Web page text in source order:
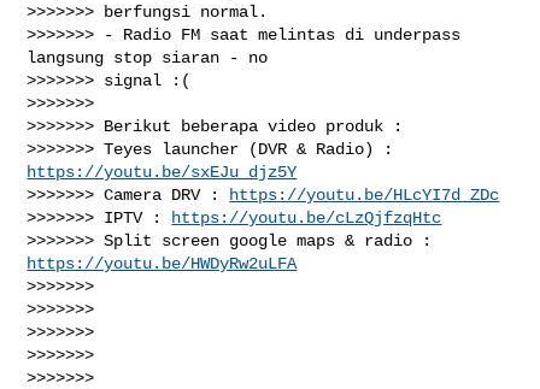
>>>>>>> berfungsi normal.
>>>>>>> - Radio FM saat melintas di underpass
langsung stop siaran - no
>>>>>>> signal :(
>>>>>>>
>>>>>>> Berikut beberapa video produk :
https://youtu.be/sxEJu_djz5Y
>>>>>>> Camera DRV :
https://youtu.be/HLcYI7d_ZDc
>>>>>>> IPTV :
https://youtu.be/cLzQjfzqHtc
https://youtu.be/HWDyRw2uLFA
>>>>>>>
>>>>>>>
>>>>>>>
>>>>>>>
>>>>>>>